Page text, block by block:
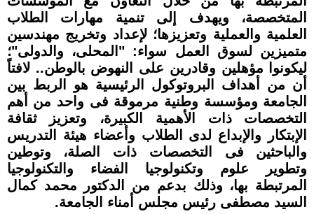
المتخصصة، ويهدف إلى تنمية مهارات الطلاب
العلمية والعملية وتعزيزها؛ لإعداد وتخريج مهندسين
متميزين لسوق العمل سواء: "المحلى، والدولى"؛
ليكونوا مؤهلين وقادرين على النهوض بالوطن.. لافتاً
أن من أهداف البروتوكول الرئيسية هو الربط بين
الجامعة ومؤسسة وطنية مرموقة فى واحد من أهم
التخصصات ذات الأهمية الكبيرة، وتعزيز ثقافة
الإبتكار والإبداع لدى الطلاب وأعضاء هيئة التدريس
والباحثين فى التخصصات ذات الصلة، وتوطين
وتطوير علوم وتكنولوجيا الفضاء والتكنولوجيا
المرتبطة بها، وذلك بدعم من الدكتور محمد كمال
السيد مصطفى رئيس مجلس أمناء الجامعة.